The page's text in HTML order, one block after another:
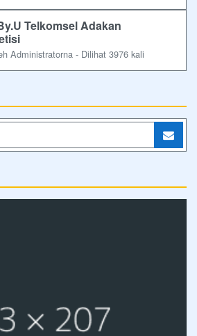
Telkomsel Adakan
Administratorna - Dilihat 3976 kali